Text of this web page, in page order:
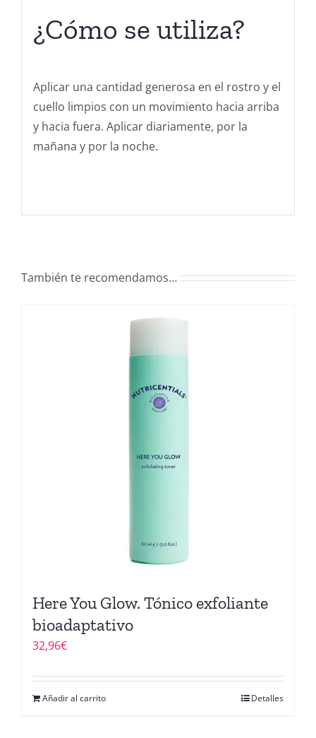
¿Cómo se utiliza?
Aplicar una cantidad generosa en el rostro y el
cuello limpios con un movimiento hacia arriba
y hacia fuera. Aplicar diariamente, por la
mañana y por la noche.
También te recomendamos…
Here You Glow. Tónico exfoliante
bioadaptativo
32,96€
Añadir al carrito Detalles